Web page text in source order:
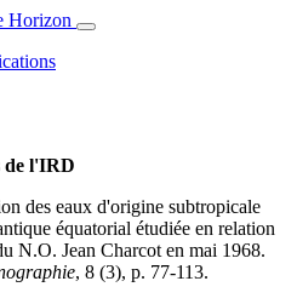
de l'IRD
des eaux d'origine subtropicale
équatorial étudiée en relation
N.O. Jean Charcot en mai 1968.
, 8 (3), p. 77-113.